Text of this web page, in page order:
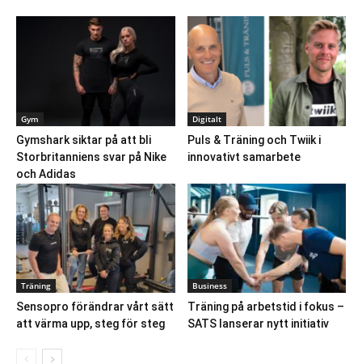
Gym
Gymshark siktar på att bli
Storbritanniens svar på Nike
och Adidas
Digitalt
Puls & Träning och Twiik i
innovativt samarbete
Träning
Sensopro förändrar vårt sätt
att värma upp, steg för steg
Business
Träning på arbetstid i fokus –
SATS lanserar nytt initiativ